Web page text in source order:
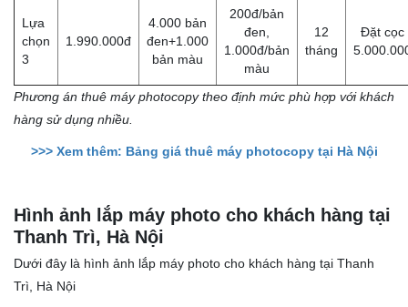
Lựa
chọn
3
1.990.000đ
4.000 bản
đen+1.000
bản màu
200đ/bản
đen,
1.000đ/bản
màu
12
tháng
Đặt cọc
Phương án thuê máy photocopy theo định mức phù hợp với khách
hàng sử dụng nhiều.
>>> Xem thêm: Bảng giá thuê máy photocopy tại Hà Nội
Hình ảnh lắp máy photo cho khách hàng tại
Thanh Trì, Hà Nội
Dưới đây là hình ảnh lắp máy photo cho khách hàng tại Thanh
Trì, Hà Nội